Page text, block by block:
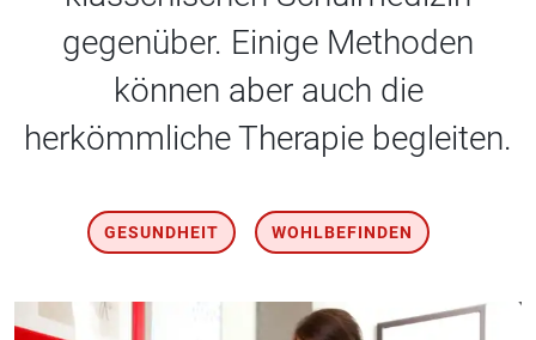
gegenüber. Einige Methoden
können aber auch die
herkömmliche Therapie begleiten.
GESUNDHEIT WOHLBEFINDEN